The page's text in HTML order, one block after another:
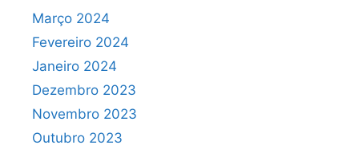
Março 2024
Fevereiro 2024
Janeiro 2024
Dezembro 2023
Novembro 2023
Outubro 2023